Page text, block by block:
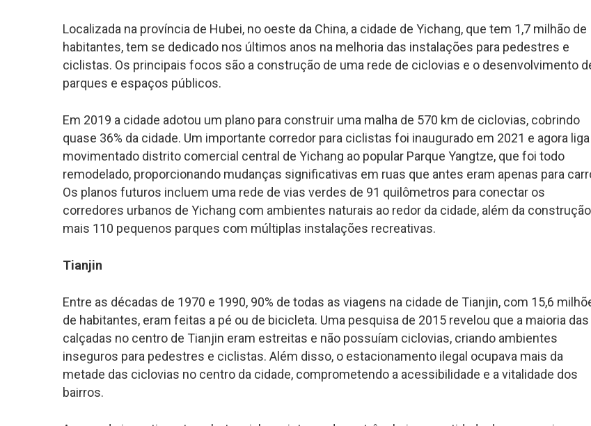
Localizada na província de Hubei, no oeste da China, a cidade de Yichang, que tem 1,7 milhão de
habitantes, tem se dedicado nos últimos anos na melhoria das instalações para pedestres e
ciclistas. Os principais focos são a construção de uma rede de ciclovias e o desenvolvimento
parques e espaços públicos.
Em 2019 a cidade adotou um plano para construir uma malha de 570 km de ciclovias, cobrindo
quase 36% da cidade. Um importante corredor para ciclistas foi inaugurado em 2021 e agora
movimentado distrito comercial central de Yichang ao popular Parque Yangtze, que foi todo
remodelado, proporcionando mudanças significativas em ruas que antes eram apenas para
Os planos futuros incluem uma rede de vias verdes de 91 quilômetros para conectar os
corredores urbanos de Yichang com ambientes naturais ao redor da cidade, além da
mais 110 pequenos parques com múltiplas instalações recreativas.
Tianjin
Entre as décadas de 1970 e 1990, 90% de todas as viagens na cidade de Tianjin, com 15,6
de habitantes, eram feitas a pé ou de bicicleta. Uma pesquisa de 2015 revelou que a maioria das
calçadas no centro de Tianjin eram estreitas e não possuíam ciclovias, criando ambientes
inseguros para pedestres e ciclistas. Além disso, o estacionamento ilegal ocupava mais da
metade das ciclovias no centro da cidade, comprometendo a acessibilidade e a vitalidade dos
bairros.